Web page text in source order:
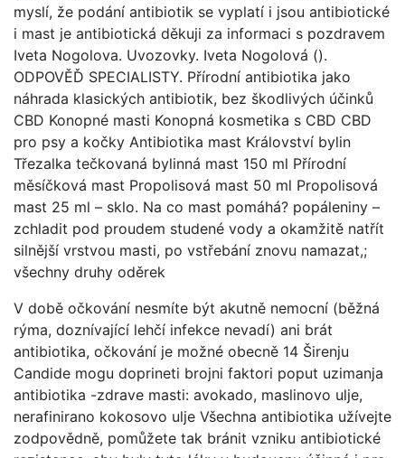
myslí, že podání antibiotik se vyplatí i jsou antibiotické
i mast je antibiotická děkuji za informaci s pozdravem
Iveta Nogolova. Uvozovky. Iveta Nogolová ().
ODPOVĚĎ SPECIALISTY. Přírodní antibiotika jako
náhrada klasických antibiotik, bez škodlivých účinků
CBD Konopné masti Konopná kosmetika s CBD CBD
pro psy a kočky Antibiotika mast Království bylin
Třezalka tečkovaná bylinná mast 150 ml Přírodní
měsíčková mast Propolisová mast 50 ml Propolisová
mast 25 ml – sklo. Na co mast pomáhá? popáleniny –
zchladit pod proudem studené vody a okamžitě natřít
silnější vrstvou masti, po vstřebání znovu namazat,;
všechny druhy oděrek
V době očkování nesmíte být akutně nemocní (běžná
rýma, doznívající lehčí infekce nevadí) ani brát
antibiotika, očkování je možné obecně 14 Širenju
Candide mogu doprineti brojni faktori poput uzimanja
antibiotika -zdrave masti: avokado, maslinovo ulje,
nerafinirano kokosovo ulje Všechna antibiotika užívejte
zodpovědně, pomůžete tak bránit vzniku antibiotické